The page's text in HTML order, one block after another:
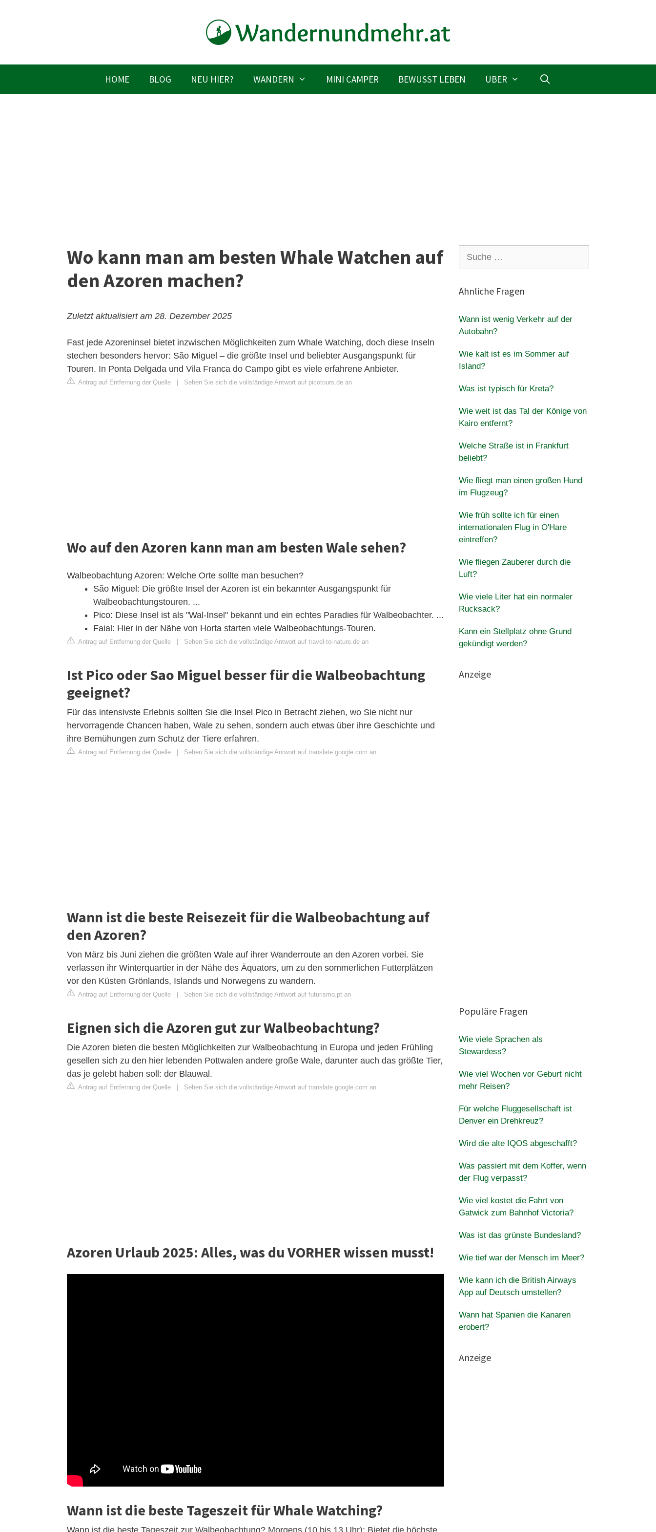
HOME BLOG NEU HIER? WANDERN MINI CAMPER BEWUSST LEBEN ÜBER
Wo kann man am besten Whale Watchen auf
den Azoren machen?
Zuletzt aktualisiert am 28. Dezember 2025
Fast jede Azoreninsel bietet inzwischen Möglichkeiten zum Whale Watching, doch diese Inseln
stechen besonders hervor: São Miguel – die größte Insel und beliebter Ausgangspunkt für
Touren. In Ponta Delgada und Vila Franca do Campo gibt es viele erfahrene Anbieter.
Antrag auf Entfernung der Quelle Sehen Sie sich die vollständige Antwort auf picotours.de an
Wo auf den Azoren kann man am besten Wale sehen?
Walbeobachtung Azoren: Welche Orte sollte man besuchen?
São Miguel: Die größte Insel der Azoren ist ein bekannter Ausgangspunkt für
Walbeobachtungstouren. ...
Pico: Diese Insel ist als "Wal-Insel" bekannt und ein echtes Paradies für Walbeobachter. ...
Faial: Hier in der Nähe von Horta starten viele Walbeobachtungs-Touren.
Antrag auf Entfernung der Quelle Sehen Sie sich die vollständige Antwort auf travel-to-nature.de an
Ist Pico oder Sao Miguel besser für die Walbeobachtung
geeignet?
Für das intensivste Erlebnis sollten Sie die Insel Pico in Betracht ziehen, wo Sie nicht nur
hervorragende Chancen haben, Wale zu sehen, sondern auch etwas über ihre Geschichte und
ihre Bemühungen zum Schutz der Tiere erfahren.
Antrag auf Entfernung der Quelle Sehen Sie sich die vollständige Antwort auf translate.google.com an
Wann ist die beste Reisezeit für die Walbeobachtung auf
den Azoren?
Von März bis Juni ziehen die größten Wale auf ihrer Wanderroute an den Azoren vorbei. Sie
verlassen ihr Winterquartier in der Nähe des Äquators, um zu den sommerlichen Futterplätzen
vor den Küsten Grönlands, Islands und Norwegens zu wandern.
Antrag auf Entfernung der Quelle Sehen Sie sich die vollständige Antwort auf futurismo.pt an
Eignen sich die Azoren gut zur Walbeobachtung?
Die Azoren bieten die besten Möglichkeiten zur Walbeobachtung in Europa und jeden Frühling
gesellen sich zu den hier lebenden Pottwalen andere große Wale, darunter auch das größte Tier,
das je gelebt haben soll: der Blauwal.
Antrag auf Entfernung der Quelle Sehen Sie sich die vollständige Antwort auf translate.google.com an
Azoren Urlaub 2025: Alles, was du VORHER wissen musst!
Wann ist die beste Tageszeit für Whale Watching?
Wann ist die beste Tageszeit zur Walbeobachtung? Morgens (10 bis 13 Uhr): Bietet die höchste
nach:
Ähnliche Fragen
Wann ist wenig Verkehr auf der
Autobahn?
Wie kalt ist es im Sommer auf
Island?
Was ist typisch für Kreta?
Wie weit ist das Tal der Könige von
Kairo entfernt?
Welche Straße ist in Frankfurt
beliebt?
Wie fliegt man einen großen Hund
im Flugzeug?
Wie früh sollte ich für einen
internationalen Flug in O'Hare
eintreffen?
Wie fliegen Zauberer durch die
Luft?
Wie viele Liter hat ein normaler
Rucksack?
Kann ein Stellplatz ohne Grund
gekündigt werden?
Anzeige
Populäre Fragen
Wie viele Sprachen als
Stewardess?
Wie viel Wochen vor Geburt nicht
mehr Reisen?
Für welche Fluggesellschaft ist
Denver ein Drehkreuz?
Wird die alte IQOS abgeschafft?
Was passiert mit dem Koffer, wenn
der Flug verpasst?
Wie viel kostet die Fahrt von
Gatwick zum Bahnhof Victoria?
Was ist das grünste Bundesland?
Wie tief war der Mensch im Meer?
Wie kann ich die British Airways
App auf Deutsch umstellen?
Wann hat Spanien die Kanaren
erobert?
Anzeige